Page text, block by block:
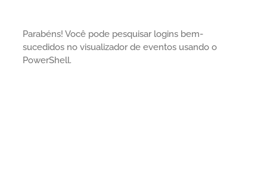
Parabéns! Você pode pesquisar logins bem-
sucedidos no visualizador de eventos usando o
PowerShell.